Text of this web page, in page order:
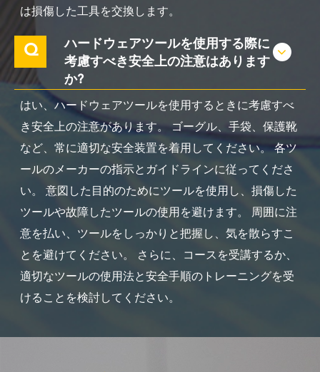
は損傷した工具を交換します。
Q
ハードウェアツールを使用する際に
考慮すべき安全上の注意はあります
か?
はい、ハードウェアツールを使用するときに考慮すべ
き安全上の注意があります。 ゴーグル、手袋、保護靴
など、常に適切な安全装置を着用してください。 各ツ
ールのメーカーの指示とガイドラインに従ってくださ
い。 意図した目的のためにツールを使用し、損傷した
ツールや故障したツールの使用を避けます。 周囲に注
意を払い、ツールをしっかりと把握し、気を散らすこ
とを避けてください。 さらに、コースを受講するか、
適切なツールの使用法と安全手順のトレーニングを受
けることを検討してください。